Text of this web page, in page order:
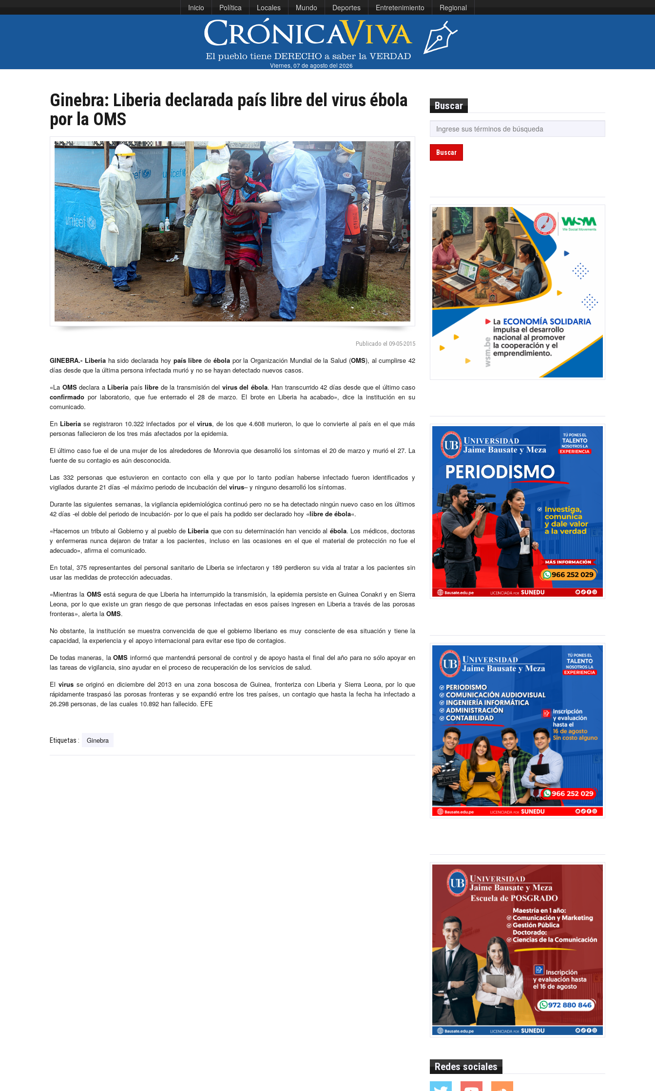
Inicio Política Locales Mundo Deportes Entretenimiento Regional
Viernes, 07 de agosto del 2026
Ginebra: Liberia declarada país libre del virus ébola
por la OMS
Publicado el 09-05-2015
GINEBRA.- Liberiaha sido declarada hoy país libre de ébolapor la Organización Mundial de la Salud (OMS), al cumplirse 42
días desde que la última persona infectada murió y no se hayan detectado nuevos casos.
«La OMSdeclara a Liberia país libre de la transmisión del virus del ébola. Han transcurrido 42 días desde que el último caso
confirmado por laboratorio, que fue enterrado el 28 de marzo. El brote en Liberia ha acabado», dice la institución en su
comunicado.
En Liberia se registraron 10.322 infectados por el virus, de los que 4.608 murieron, lo que lo convierte al país en el que más
personas fallecieron de los tres más afectados por la epidemia.
El último caso fue el de una mujer de los alrededores de Monrovia que desarrolló los síntomas el 20 de marzo y murió el 27. La
fuente de su contagio es aún desconocida.
Las 332 personas que estuvieron en contacto con ella y que por lo tanto podían haberse infectado fueron identificados y
vigilados durante 21 días -el máximo periodo de incubación del virus– y ninguno desarrolló los síntomas.
Durante las siguientes semanas, la vigilancia epidemiológica continuó pero no se ha detectado ningún nuevo caso en los últimos
42 días -el doble del periodo de incubación- por lo que el país ha podido ser declarado hoy «libre de ébola«.
«Hacemos un tributo al Gobierno y al pueblo de Liberia que con su determinación han vencido al ébola. Los médicos, doctoras
y enfermeras nunca dejaron de tratar a los pacientes, incluso en las ocasiones en el que el material de protección no fue el
adecuado», afirma el comunicado.
En total, 375 representantes del personal sanitario de Liberia se infectaron y 189 perdieron su vida al tratar a los pacientes sin
usar las medidas de protección adecuadas.
«Mientras la OMSestá segura de que Liberia ha interrumpido la transmisión, la epidemia persiste en Guinea Conakri y en Sierra
Leona, por lo que existe un gran riesgo de que personas infectadas en esos países ingresen en Liberia a través de las porosas
fronteras», alerta la OMS.
No obstante, la institución se muestra convencida de que el gobierno liberiano es muy consciente de esa situación y tiene la
capacidad, la experiencia y el apoyo internacional para evitar ese tipo de contagios.
De todas maneras, laOMS informó que mantendrá personal de control y de apoyo hasta el final del año para no sólo apoyar en
las tareas de vigilancia, sino ayudar en el proceso de recuperación de los servicios de salud.
El virusse originó en diciembre del 2013 en una zona boscosa de Guinea, fronteriza con Liberia y Sierra Leona, por lo que
rápidamente traspasó las porosas fronteras y se expandió entre los tres países, un contagio que hasta la fecha ha infectado a
26.298 personas, de las cuales 10.892 han fallecido. EFE
Etiquetas : Ginebra
Buscar
Buscar
Redes sociales